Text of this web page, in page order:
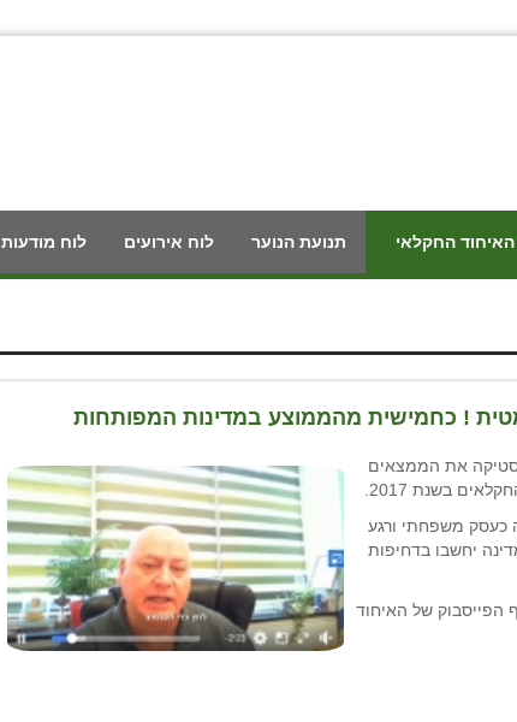
האיחוד החקלאי תנועת הנוער לוח אירועים לוח מודעות
! כחמישית מהממוצע במדינות המפותחות
את הממצאים
בשנת 2017.
כעסק משפחתי ורגע
יחשבו בדחיפות
הפייסבוק של האיחוד